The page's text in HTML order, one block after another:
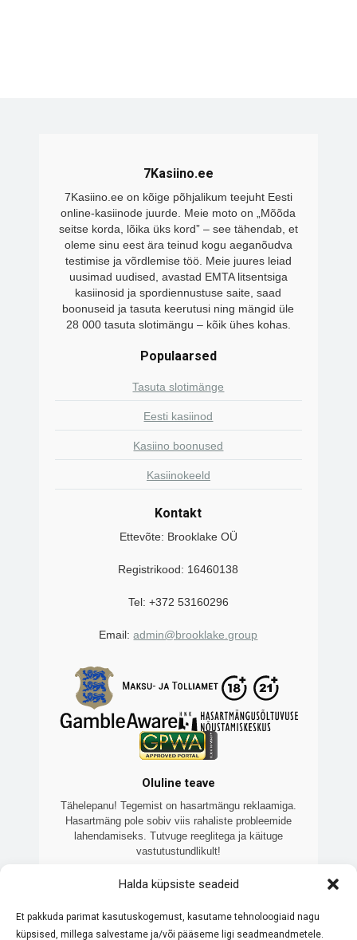
Halda küpsiste seadeid
Et pakkuda parimat kasutuskogemust, kasutame tehnoloogiaid nagu
küpsised, millega salvestame ja/või pääseme ligi seadmeandmetele.
7Kasiino.ee
7Kasiino.ee on kõige põhjalikum teejuht Eesti
online-kasiinode juurde. Meie moto on „Mõõda
seitse korda, lõika üks kord” – see tähendab, et
oleme sinu eest ära teinud kogu aeganõudva
testimise ja võrdlemise töö. Meie juures leiad
uusimad uudised, avastad EMTA litsentsiga
kasiinosid ja spordiennustuse saite, saad
boonuseid ja tasuta keerutusi ning mängid üle
28 000 tasuta slotimängu – kõik ühes kohas.
Populaarsed
Tasuta slotimänge
Eesti kasiinod
Kasiino boonused
Kasiinokeeld
Kontakt
Ettevõte: Brooklake OÜ
Registrikood: 16460138
Tel: +372 53160296
Email:admin@brooklake.group
Oluline teave
Tähelepanu! Tegemist on hasartmängu reklaamiga.
Hasartmäng pole sobiv viis rahaliste probleemide
lahendamiseks. Tutvuge reeglitega ja käituge
vastutustundlikult!
Veebilehte 7kasiino.ee haldab Brooklake OÜ
ja tutvustamisele. Meie eesmärk on pakkuda ajakohast ja
objektiivset teavet. Kõik meie koostööpartnerid omavad